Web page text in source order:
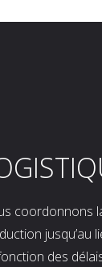
coordonnons
jusqu’au
des